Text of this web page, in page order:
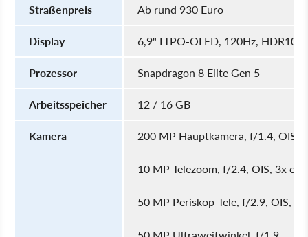
Straßenpreis
Ab rund 930 Euro
Display
6,9" LTPO-OLED, 120Hz,
Prozessor
Snapdragon 8 Elite Gen 5
Arbeitsspeicher
12 / 16 GB
Kamera
200 MP Hauptkamera, f/1.4, OIS
10 MP Telezoom, f/2.4, OIS, 3x
50 MP Periskop-Tele, f/2.9, OIS,